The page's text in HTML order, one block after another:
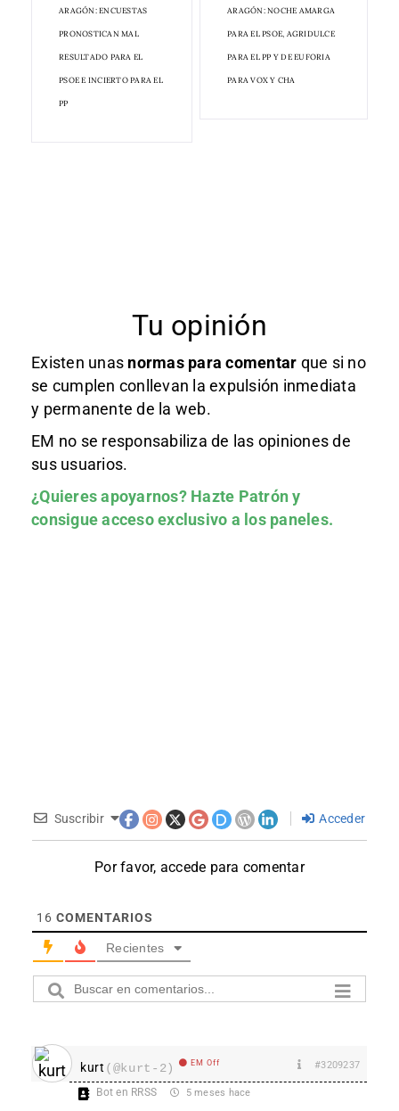
ARAGÓN: ENCUESTAS
PRONOSTICAN MAL
RESULTADO PARA EL
PSOE E INCIERTO PARA EL
PP
ARAGÓN: NOCHE AMARGA
PARA EL PSOE, AGRIDULCE
PARA EL PP Y DE EUFORIA
PARA VOX Y CHA
Tu opinión
Existen unas normas para comentar que si no
se cumplen conllevan la expulsión inmediata
y permanente de la web.
EM no se responsabiliza de las opiniones de
sus usuarios.
¿Quieres apoyarnos? Hazte Patróny
consigue acceso exclusivo a los paneles.
Suscribir Acceder
Por favor, accede para comentar
16 COMENTARIOS
Recientes
kurt (@kurt-2) EM Off #3209237
Bot en RRSS 5 meses hace